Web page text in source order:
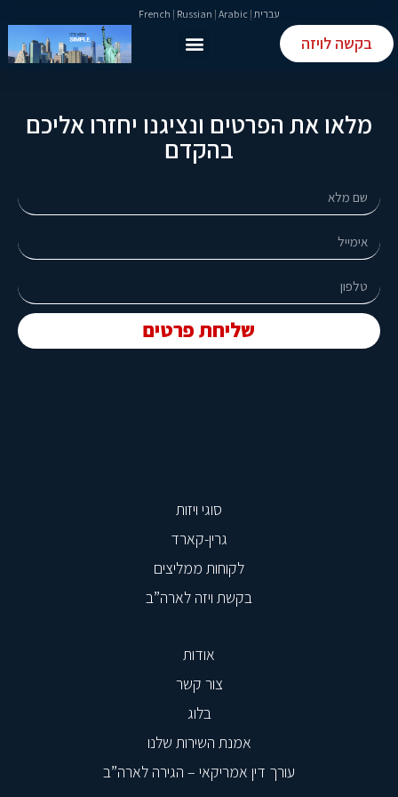
עברית |
French | Russian | Arabic
בקשה לויזה
מלאו את הפרטים ונציגנו יחזרו אליכם
בהקדם
שליחת פרטים
סוגי ויזות
גרין-קארד
לקוחות ממליצים
בקשת ויזה לארה”ב
אודות
צור קשר
בלוג
אמנת השירות שלנו
עורך דין אמריקאי – הגירה לארה”ב